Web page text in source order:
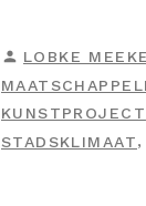
GEPLAATST
DOOR
LOBKE
KUNSTPROJECT
STADSKLIMAAT,